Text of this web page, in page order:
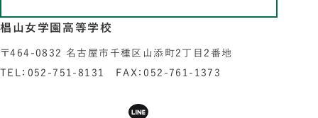
椙山女学園高等学校
〒464-0832 名古屋市千種区山添町2丁目2番地
TEL：052-751-8131 FAX：052-761-1373